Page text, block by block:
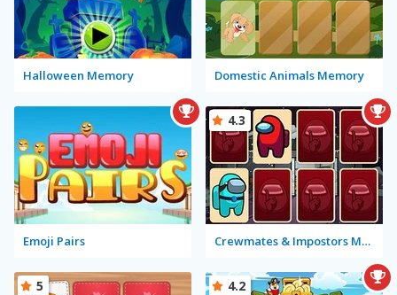
Halloween Memory Domestic Animals Memory
Emoji Pairs Crewmates & Impostors Memory
4.3
5 4.2